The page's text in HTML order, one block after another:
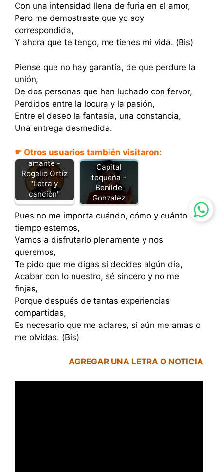
Con una intensidad llena de furia en el amor,
Pero me demostraste que yo soy
correspondida,
Y ahora que te tengo, me tienes mi vida. (Bis)
Piense que no hay garantía, de que perdure la
unión,
De dos personas que han luchado con fervor,
Perdidos entre la locura y la pasión,
Entre el deseo la fantasía, una constancia,
Una entrega desmedida.
☛ Otros usuarios también visitaron:
Tengo una
amante -
Rogelio Ortíz
"Letra y
canción"
Capital
tequeña -
Benilde
Gonzalez
Pues no me importa cuándo, cómo y cuánto
tiempo estemos,
Vamos a disfrutarlo plenamente y nos
queremos,
Te pido que me digas si decides algún día,
Acabar con lo nuestro, sé sincero y no me
finjas,
Porque después de tantas experiencias
compartidas,
Es necesario que me aclares, si aún me amas o
me olvidas. (Bis)
AGREGAR UNA LETRA O NOTICIA